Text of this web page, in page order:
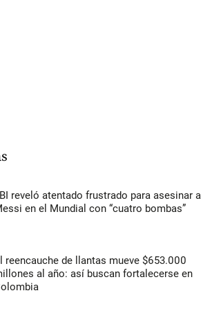
reveló atentado frustrado para asesinar a
en el Mundial con “cuatro bombas”
reencauche de llantas mueve $653.000
al año: así buscan fortalecerse en